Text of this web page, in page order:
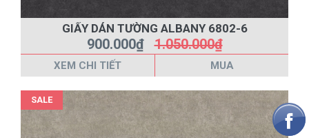
GIẤY DÁN TƯỜNG ALBANY 6802-6
900.000₫1.050.000₫
XEM CHI TIẾT MUA
SALE